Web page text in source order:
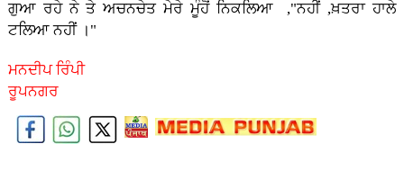
ਗੁਆ ਰਹੇ ਨੇ ਤੇ ਅਚਨਚੇਤ ਮੇਰੇ ਮੂੰਹੋਂ ਨਿਕਲਿਆ ,"ਨਹੀਂ ,ਖ਼ਤਰਾ ਹਾਲੇ
ਟਲਿਆ ਨਹੀਂ ।"
ਮਨਦੀਪ ਰਿੰਪੀ
ਰੂਪਨਗਰ